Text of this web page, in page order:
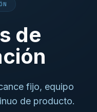
de
fijo, equipo
de producto.